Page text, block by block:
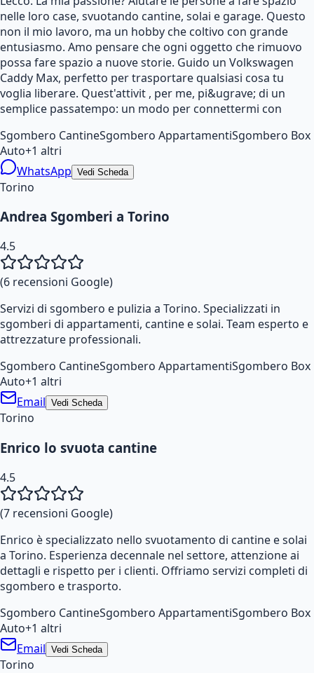
nelle loro case, svuotando cantine, solai e garage. Questo
non il mio lavoro, ma un hobby che coltivo con grande
entusiasmo. Amo pensare che ogni oggetto che rimuovo
possa fare spazio a nuove storie. Guido un Volkswagen
Caddy Max, perfetto per trasportare qualsiasi cosa tu
voglia liberare. Quest'attivit , per me, pi&ugrave; di un
semplice passatempo: un modo per connettermi con
Sgombero CantineSgombero AppartamentiSgombero Box
Auto+1 altri
WhatsApp Vedi Scheda
Torino
Andrea Sgomberi a Torino
4.5
(6 recensioni Google)
Servizi di sgombero e pulizia a Torino. Specializzati in
sgomberi di appartamenti, cantine e solai. Team esperto e
attrezzature professionali.
Sgombero CantineSgombero AppartamentiSgombero Box
Auto+1 altri
Email Vedi Scheda
Torino
Enrico lo svuota cantine
4.5
(7 recensioni Google)
Enrico è specializzato nello svuotamento di cantine e solai
a Torino. Esperienza decennale nel settore, attenzione ai
dettagli e rispetto per i clienti. Offriamo servizi completi di
sgombero e trasporto.
Sgombero CantineSgombero AppartamentiSgombero Box
Auto+1 altri
Email Vedi Scheda
Torino